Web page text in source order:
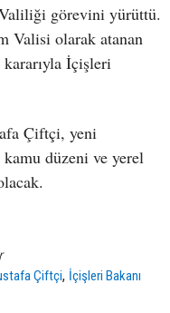
görevini yürüttü.
Valisi olarak atanan
kararıyla İçişleri
Çiftçi, yeni
düzeni ve yerel
Çiftçi, İçişleri Bakanı